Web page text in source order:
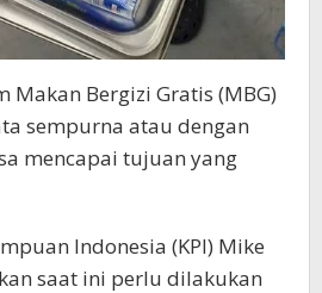
Makan Bergizi Gratis (MBG)
sempurna atau dengan
mencapai tujuan yang
Indonesia (KPI) Mike
saat ini perlu dilakukan